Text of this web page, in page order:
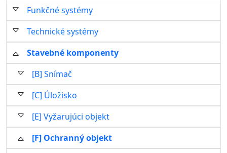
Funkčné systémy
Technické systémy
Stavebné komponenty
[B] Snímač
[C] Úložisko
[E] Vyžarujúci objekt
[F] Ochranný objekt